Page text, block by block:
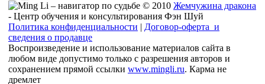
© 2010 Жемчужина дракона
- Центр обучения и консультирования Фэн Шуй
Политика конфиденциальности | Договор-оферта и
сведения о продавце
Воспроизведение и использование материалов сайта в
любом виде допустимо только с разрешения авторов и
сохранением прямой ссылки www.mingli.ru. Карма не
дремлет